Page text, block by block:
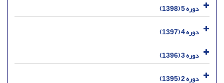
دوره 5 (1398)
دوره 4 (1397)
دوره 3 (1396)
دوره 2 (1395)